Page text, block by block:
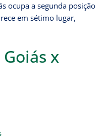
ocupa a segunda posição
em sétimo lugar,
x